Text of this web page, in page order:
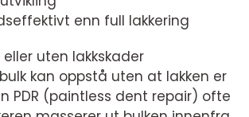
enn full lakkering
eller uten lakkskader
kan oppstå uten at lakken er
PDR (paintless dent repair) ofte